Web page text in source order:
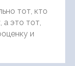
тот, кто
а это тот,
и